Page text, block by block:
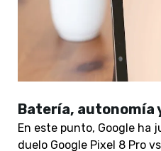
Batería, autonomía
En este punto, Google ha
duelo Google Pixel 8 Pro